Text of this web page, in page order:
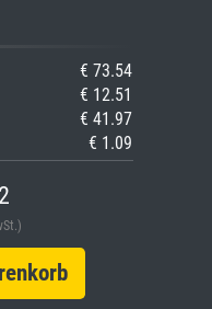
€ 73.54
€ 12.51
€ 41.97
€ 1.09